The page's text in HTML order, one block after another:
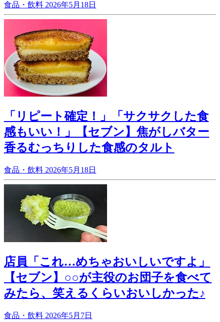
食品・飲料 2026年5月18日
「リピート確定！」「サクサクした食
感もいい！」【セブン】焦がしバター
香るむっちりした食感のタルト
食品・飲料 2026年5月18日
店員「これ…めちゃおいしいですよ」
【セブン】○○が主役のお団子を食べて
みたら、笑えるくらいおいしかった♪
食品・飲料 2026年5月7日